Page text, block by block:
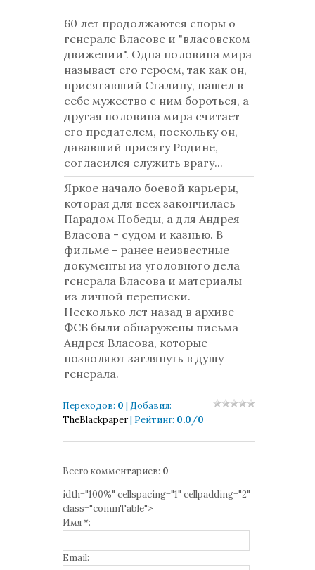
60 лет продолжаются споры о
генерале Власове и "власовском
движении". Одна половина мира
называет его героем, так как он,
присягавший Сталину, нашел в
себе мужество с ним бороться, а
другая половина мира считает
его предателем, поскольку он,
дававший присягу Родине,
согласился служить врагу...
Яркое начало боевой карьеры,
которая для всех закончилась
Парадом Победы, а для Андрея
Власова - судом и казнью. В
фильме - ранее неизвестные
документы из уголовного дела
генерала Власова и материалы
из личной переписки.
Несколько лет назад в архиве
ФСБ были обнаружены письма
Андрея Власова, которые
позволяют заглянуть в душу
генерала.
Переходов: 0 | Добавил:
TheBlackpaper| Рейтинг: 0.0/0
Всего комментариев: 0
idth="100%" cellspacing="1" cellpadding="2"
class="commTable">
Имя *:
Email: